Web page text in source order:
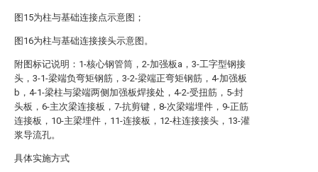
图15为柱与基础连接点示意图；
图16为柱与基础连接接头示意图。
附图标记说明：1-核心钢管筒，2-加强板a，3-工字型钢接
头，3-1-梁端负弯矩钢筋，3-2-梁端正弯矩钢筋，4-加强板
b，4-1-梁柱与梁端两侧加强板焊接处，4-2-受扭筋，5-封
头板，6-主次梁连接板，7-抗剪键，8-次梁端埋件，9-正筋
连接板，10-主梁埋件，11-连接板，12-柱连接接头，13-灌
浆导流孔。
具体实施方式